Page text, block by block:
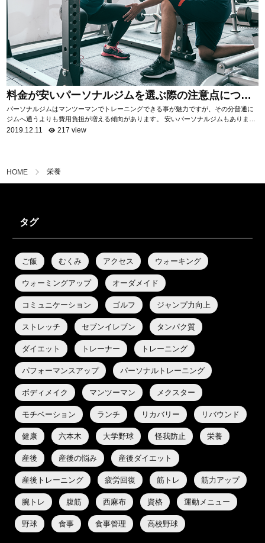
料金が安いパーソナルジムを選ぶ際の注意点につい
て
パーソナルジムはマンツーマンでトレーニングできる事が魅力ですが、その分普通に
ジムへ通うよりも費用負担が増える傾向があります。 安いパーソナルジムもあります
が、サービス内容はジムによって様々。 ...
2019.12.11 217 view
HOME 栄養
タグ
ご飯 むくみ アクセス ウォーキング
ウォーミングアップ オーダメイド
コミュニケーション ゴルフ ジャンプ力向上
ストレッチ セブンイレブン タンパク質
ダイエット トレーナー トレーニング
パフォーマンスアップ パーソナルトレーニング
ボディメイク マンツーマン メクスター
モチベーション ランチ リカバリー リバウンド
健康 六本木 大学野球 怪我防止 栄養
産後 産後の悩み 産後ダイエット
産後トレーニング 疲労回復 筋トレ 筋力アップ
腕トレ 腹筋 西麻布 資格 運動メニュー
野球 食事 食事管理 高校野球